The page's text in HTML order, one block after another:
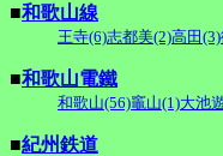
■和歌山線
王寺(6)志都美(2)高田(3)
■和歌山電鐵
和歌山(56)竈山(1)大池
■紀州鉄道